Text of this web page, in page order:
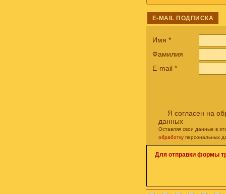
E-MAIL ПОДПИСКА
Имя *
Фамилия
E-mail *
Я согласен на
данных
Оставляя свои данные в
обработку персональных
Для отправки формы